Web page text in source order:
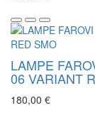
LAMPE
06 VARIANT
180,00 €